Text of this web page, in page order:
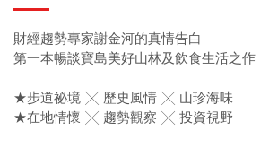
財經趨勢專家謝金河的真情告白
第一本暢談寶島美好山林及飲食生活之作
★步道祕境 ╳ 歷史風情 ╳ 山珍海味
★在地情懷 ╳ 趨勢觀察 ╳ 投資視野